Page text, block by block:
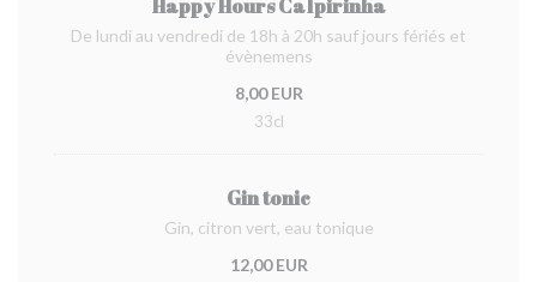
Happy Hours CaÏpirinha
De lundi au vendredi de 18h à 20h sauf jours fériés et
évènemens
8,00 EUR
33cl
Gin tonic
Gin, citron vert, eau tonique
12,00 EUR